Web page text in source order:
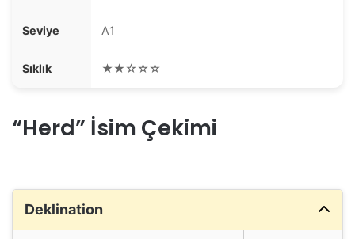
Seviye A1
Sıklık ★★☆☆☆
“Herd” İsim Çekimi
Deklination